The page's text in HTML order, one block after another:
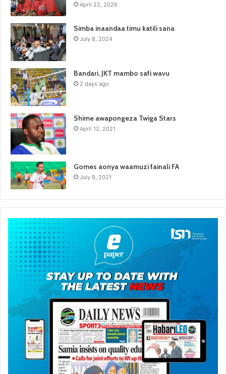
April 22, 2026
Simba inaandaa timu katili sana
July 8, 2024
Bandari, JKT mambo safi wavu
2 days ago
Shime awapongeza Twiga Stars
April 12, 2021
Gomes aonya waamuzi fainali FA
July 9, 2021